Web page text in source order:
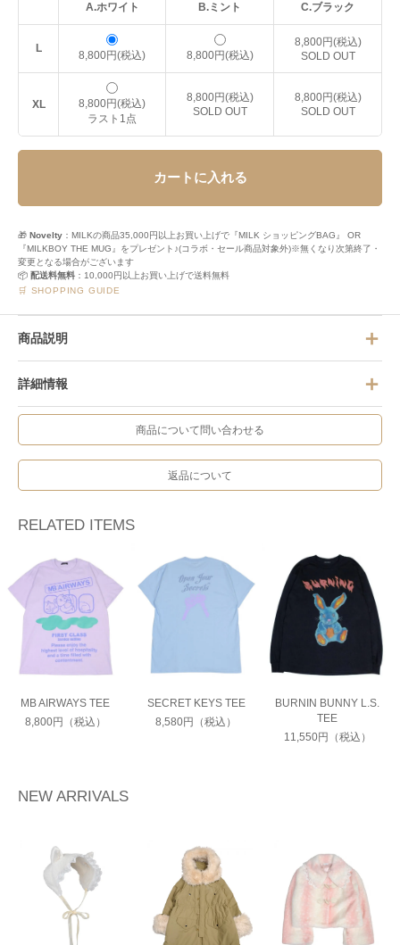
A.ホワイト B.ミント C.ブラック
L
8,800円(税込) 8,800円(税込)
8,800円(税込)
SOLD OUT
XL
8,800円(税込)
ラスト1点
8,800円(税込)
SOLD OUT
8,800円(税込)
SOLD OUT
カートに入れる
🎁 Novelty ：MILKの商品35,000円以上お買い上げで『MILK ショッピングBAG』 OR
『MILKBOY THE MUG』をプレゼント♪(コラボ・セール商品対象外)※無くなり次第終了・
変更となる場合がございます
📦 配送料無料 ：10,000円以上お買い上げで送料無料
🛒 SHOPPING GUIDE
商品説明
詳細情報
商品について問い合わせる
返品について
RELATED ITEMS
MB AIRWAYS TEE
8,800円（税込）
SECRET KEYS TEE
8,580円（税込）
BURNIN BUNNY L.S.
TEE
11,550円（税込）
NEW ARRIVALS